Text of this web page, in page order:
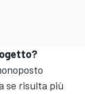
se risulta più